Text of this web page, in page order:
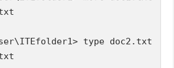
type doc2.txt